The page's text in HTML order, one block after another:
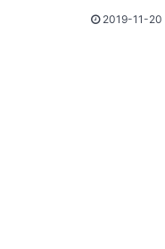
2019-11-20